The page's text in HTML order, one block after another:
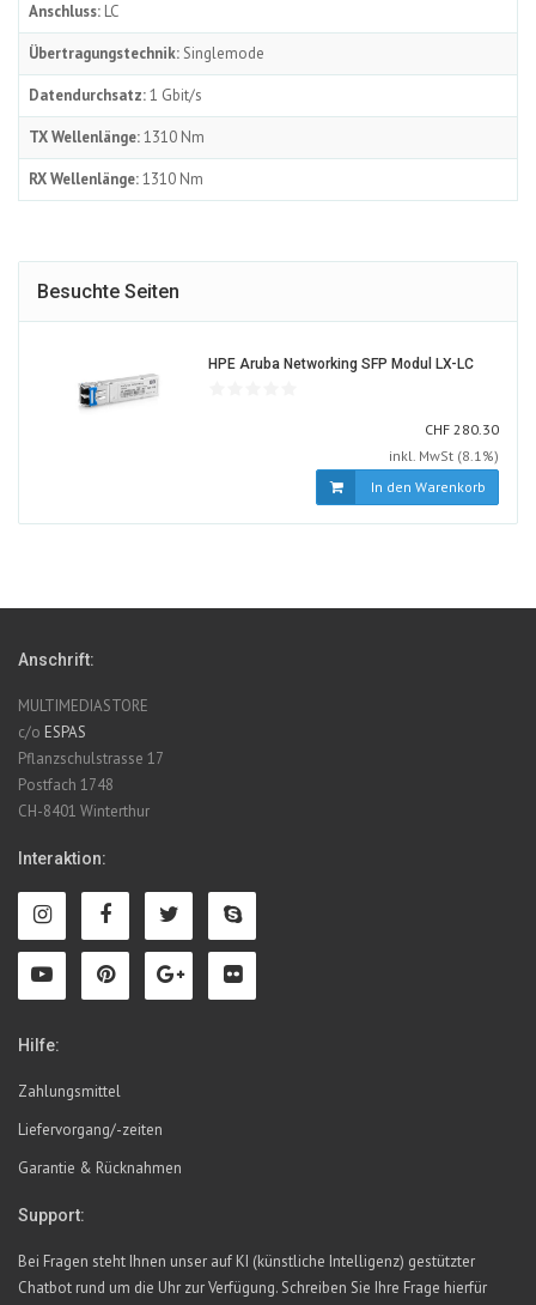
Anschluss: LC
Übertragungstechnik: Singlemode
Datendurchsatz:1 Gbit/s
TX Wellenlänge:1310 Nm
RX Wellenlänge:1310 Nm
Besuchte Seiten
HPE Aruba Networking SFP Modul LX-LC723718-
CHF CHF
280.30
inkl. MwSt (8.1%)
In den Warenkorb
Anschrift:
MULTIMEDIASTORE
c/o ESPAS
Pflanzschulstrasse 17
Postfach 1748
CH-8401 Winterthur
Interaktion:
Hilfe:
Zahlungsmittel
Liefervorgang/-zeiten
Garantie & Rücknahmen
Support:
Bei Fragen steht Ihnen unser auf KI (künstliche Intelligenz) gestützter
Chatbot rund um die Uhr zur Verfügung. Schreiben Sie Ihre Frage hierfür